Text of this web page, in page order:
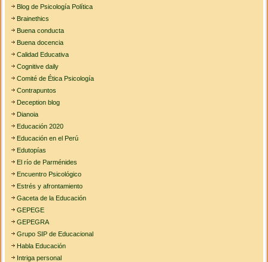
Blog de Psicología Política
Brainethics
Buena conducta
Buena docencia
Calidad Educativa
Cognitive daily
Comité de Ética Psicología
Contrapuntos
Deception blog
Dianoia
Educación 2020
Educación en el Perú
Edutopías
El río de Parménides
Encuentro Psicológico
Estrés y afrontamiento
Gaceta de la Educación
GEPEGE
GEPEGRA
Grupo SIP de Educacional
Habla Educación
Intriga personal